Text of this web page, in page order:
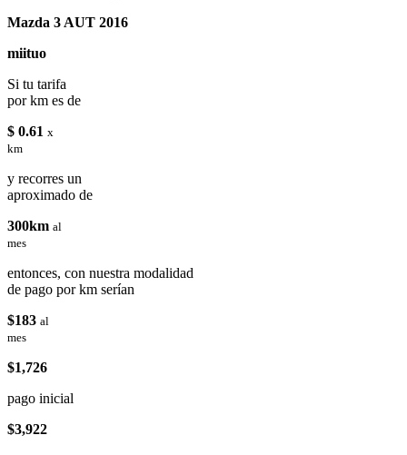
Mazda 3 AUT 2016
miituo
Si tu tarifa
por km es de
$ 0.61 x
km
y recorres un
aproximado de
300km al
mes
entonces, con nuestra modalidad
de pago por km serían
$183 al
mes
$1,726
pago inicial
$3,922